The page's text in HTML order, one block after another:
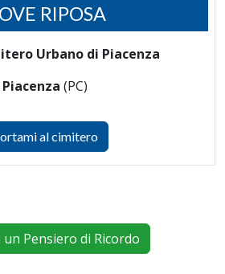
RIPOSA
Urbano di Piacenza
Piacenza (PC)
al cimitero
un Pensiero di Ricordo